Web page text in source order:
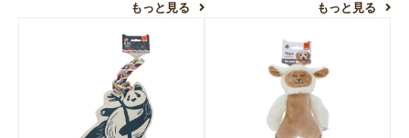
もっと見る もっと見る